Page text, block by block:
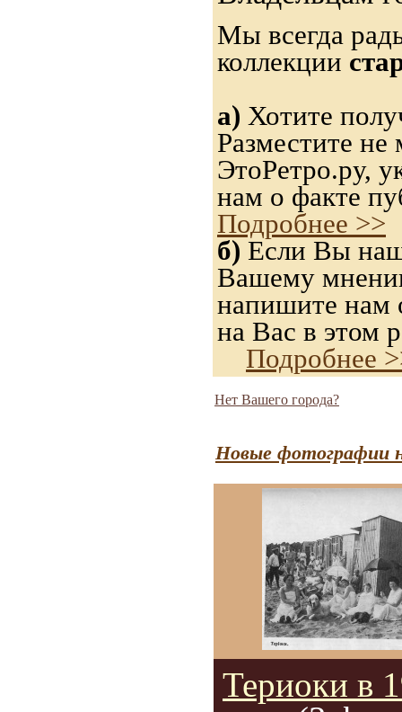
Мы всегда
коллекции
а) Хотите
Разместите
ЭтоРетро.ру,
нам о факте
Подробнее >>
б) Если Вы
Вашему
напишите нам
на Вас в этом
Подробнее
Нет Вашего города?
Новые фотографии
Териоки в